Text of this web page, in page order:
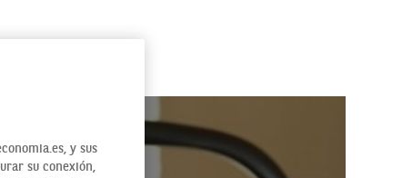
y sus
su conexión,